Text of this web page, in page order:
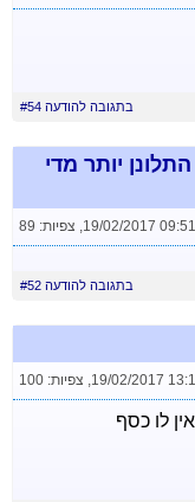
בתגובה להודעה #54
יותר מדי
19/02/2017 09:51
, צפיות: 89
בתגובה להודעה #52
19/02/2017
, צפיות: 100
לו כסף